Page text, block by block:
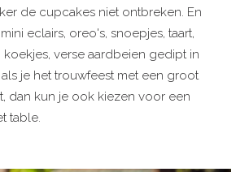
de cupcakes niet ontbreken. En
eclairs, oreo's, snoepjes, taart,
koekjes, verse aardbeien gedipt in
je het trouwfeest met een groot
dan kun je ook kiezen voor een
table.